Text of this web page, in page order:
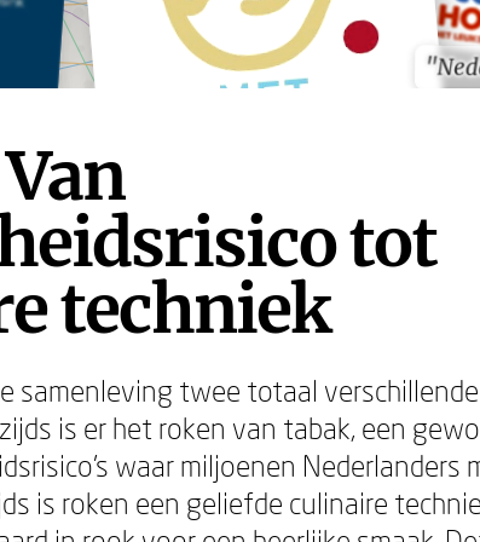
tot
techniek
samenleving twee totaal verschillende
is er het roken van tabak, een
waar miljoenen Nederlanders
is roken een geliefde culinaire